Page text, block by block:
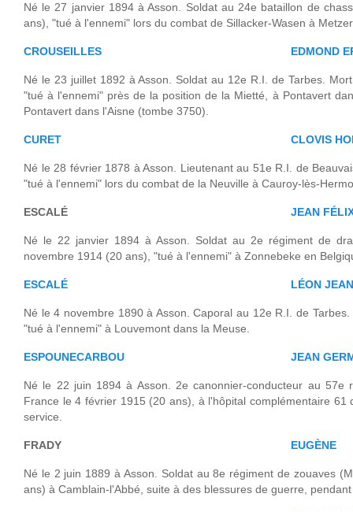
Né le 27 janvier 1894 à Asson. Soldat au 24e bataillon de
ans), "tué à l'ennemi" lors du combat de Sillacker-Wasen à
CROUSEILLES EDMOND
Né le 23 juillet 1892 à Asson. Soldat au 12e R.I. de Tarbes.
"tué à l'ennemi" près de la position de la Mietté, à Pontavert
Pontavert dans l'Aisne (tombe 3750).
CURET CLOVIS
Né le 28 février 1878 à Asson. Lieutenant au 51e R.I. de
"tué à l'ennemi" lors du combat de la Neuville à Cauroy-lès-
ESCALÉ JEAN
Né le 22 janvier 1894 à Asson. Soldat au 2e régiment de
novembre 1914 (20 ans), "tué à l'ennemi" à Zonnebeke en
ESCALÉ LÉON
Né le 4 novembre 1890 à Asson. Caporal au 12e R.I. de
"tué à l'ennemi" à Louvemont dans la Meuse.
ESPOUNECARBOU JEAN
Né le 22 juin 1894 à Asson. 2e canonnier-conducteur au 57e
France le 4 février 1915 (20 ans), à l'hôpital complémentaire
service.
FRADY EUGÈNE
Né le 2 juin 1889 à Asson. Soldat au 8e régiment de zouaves
ans) à Camblain-l'Abbé, suite à des blessures de guerre,